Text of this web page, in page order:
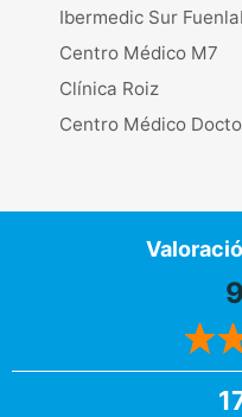
Ibermedic Sur
Centro Médico M7
Clínica Roiz
Centro Médico